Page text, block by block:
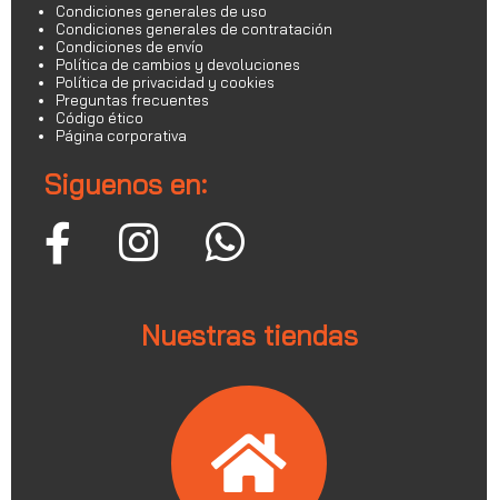
Condiciones generales de uso
Condiciones generales de contratación
Condiciones de envío
Política de cambios y devoluciones
Política de privacidad y cookies
Preguntas frecuentes
Código ético
Página corporativa
Siguenos en:
Nuestras tiendas